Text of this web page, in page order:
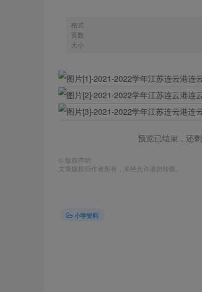
格式
页数
大小
预览已结束，还剩
© 版权声明
文章版权归作者所有，未经允许请勿转载。
小学资料